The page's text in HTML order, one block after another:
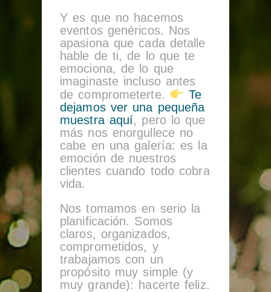
Y es que no hacemos
eventos genéricos. Nos
apasiona que cada detalle
hable de ti, de lo que te
emociona, de lo que
imaginaste incluso antes
de comprometerte.
Te
dejamos ver una pequeña
muestra aquí, pero lo que
más nos enorgullece no
cabe en una galería: es la
emoción de nuestros
clientes cuando todo cobra
vida.
Nos tomamos en serio la
planificación. Somos
claros, organizados,
comprometidos, y
trabajamos con un
propósito muy simple (y
muy grande): hacerte feliz.